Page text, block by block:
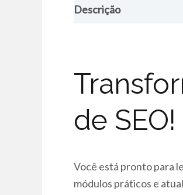
Descrição
de SEO!
Você está pronto para
módulos práticos e